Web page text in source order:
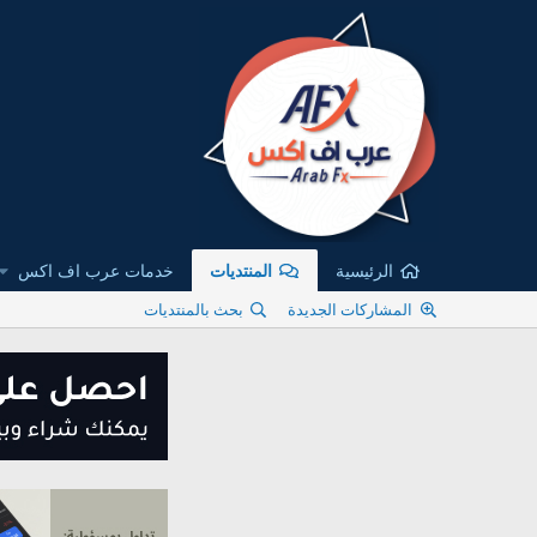
الرئيسية المنتديات خدمات عرب اف اكس
المشاركات الجديدة بحث بالمنتديات